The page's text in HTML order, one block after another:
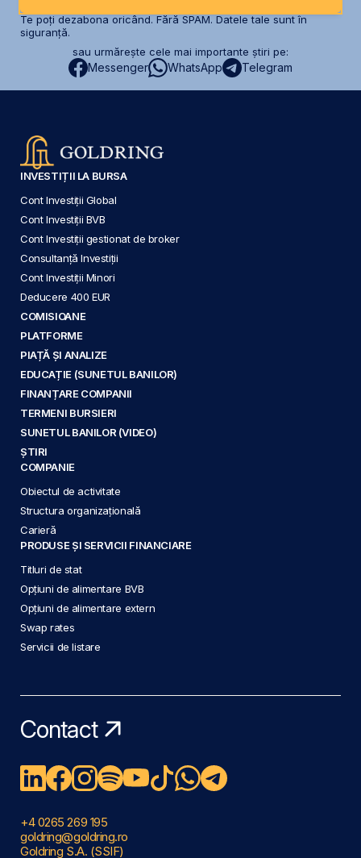
Te poți dezabona oricând. Fără SPAM. Datele tale sunt în
siguranță.
sau urmărește cele mai importante știri pe:
Messenger WhatsApp Telegram
INVESTIȚII LA BURSA
Cont Investiții Global
Cont Investiții BVB
Cont Investiții gestionat de broker
Consultanță Investiții
Cont Investiții Minori
Deducere 400 EUR
COMISIOANE
PLATFORME
PIAȚĂ ȘI ANALIZE
EDUCAȚIE (SUNETUL BANILOR)
FINANȚARE COMPANII
TERMENI BURSIERI
SUNETUL BANILOR (VIDEO)
ȘTIRI
COMPANIE
Obiectul de activitate
Structura organizațională
Carieră
PRODUSE ȘI SERVICII FINANCIARE
Titluri de stat
Opțiuni de alimentare BVB
Opțiuni de alimentare extern
Swap rates
Servicii de listare
Contact
+4 0265 269 195
goldring@goldring.ro
Goldring S.A. (SSIF)